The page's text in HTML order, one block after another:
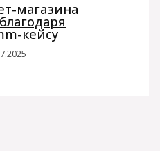
магазина
кейсу